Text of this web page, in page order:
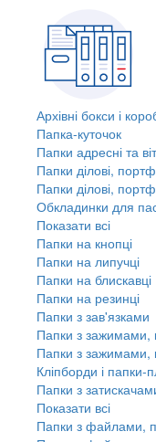
Архівні бокси і
Папка-куточок
Папки адресні та
Папки ділові,
Папки ділові,
Обкладинки для
Показати всі
Папки на кнопці
Папки на липучці
Папки на блискавці
Папки на резинці
Папки з зав'язками
Папки з зажимами,
Папки з зажимами,
Кліпборди і папки-
Папки з
Показати всі
Папки з файлами,